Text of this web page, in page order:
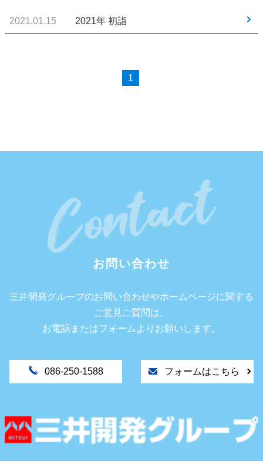
2021.01.15 2021年 初詣
1
お問い合わせ
三井開発グループのお問い合わせやホームページに関する
ご意見ご質問は、
お電話またはフォームよりお願いします。
086-250-1588 フォームはこちら